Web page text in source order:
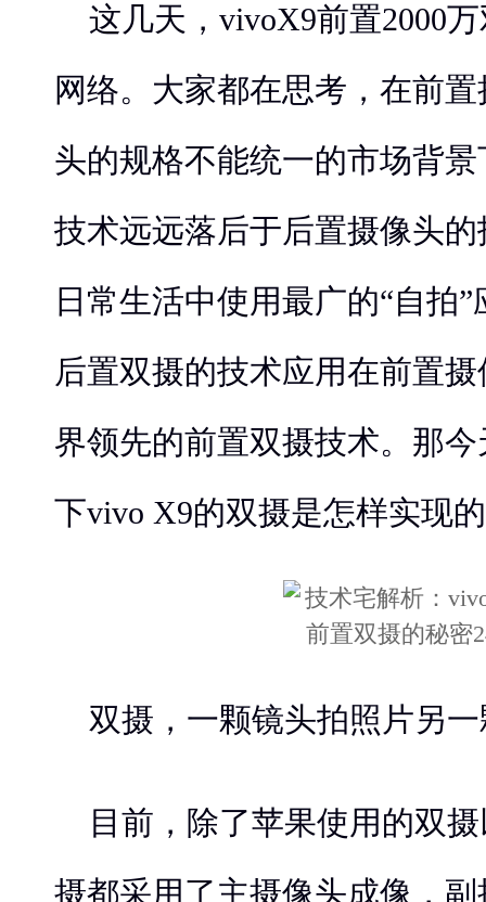
这几天，vivoX9前置2000
网络。大家都在思考，在前
头的规格不能统一的市场背
技术远远落后于后置摄像头
日常生活中使用最广的“自拍
后置双摄的技术应用在前置
界领先的前置双摄技术。那
下vivo X9的双摄是怎样实现
双摄，一颗镜头拍照片另
目前，除了苹果使用的双
摄都采用了主摄像头成像，